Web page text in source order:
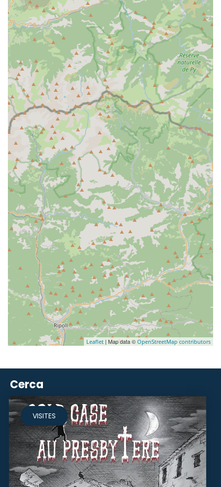
Leaflet | Map data © OpenStreetMap contributors
Cerca
VISITES